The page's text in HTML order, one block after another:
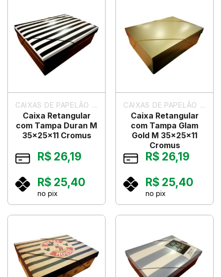
CAIXAS DE PAPELÃO PARA PRESENTES
Caixa Retangular
com Tampa Duran M
35x25x11 Cromus
R$26,19
R$25,40
no pix
CAIXAS DE PAPELÃO PARA PRESENTES
Caixa Retangular
com Tampa Glam
Gold M 35x25x11
Cromus
R$26,19
R$25,40
no pix